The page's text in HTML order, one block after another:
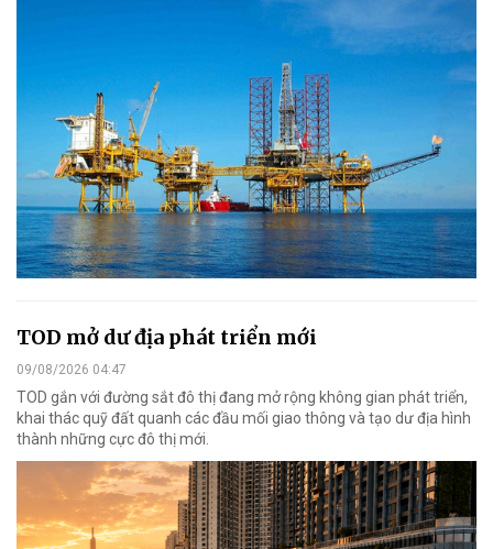
TOD mở dư địa phát triển mới
09/08/2026 04:47
TOD gắn với đường sắt đô thị đang mở rộng không gian phát triển,
khai thác quỹ đất quanh các đầu mối giao thông và tạo dư địa hình
thành những cực đô thị mới.